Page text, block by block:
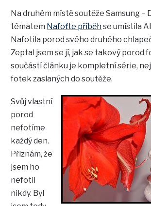
Na druhém místě soutěže Samsung –
tématem Nafoťte příběhse umístila
Nafotila porod svého druhého
Zeptal jsem se jí, jak se takový porod
součástí článku je kompletní série,
fotek zaslaných do soutěže.
Svůj vlastní
porod
nefotíme
každý den.
Přiznám, že
jsem ho
nefotil
nikdy. Byl